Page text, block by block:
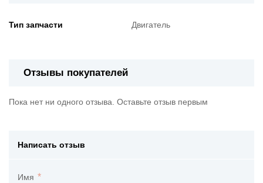
Тип запчасти Двигатель
Отзывы покупателей
Пока нет ни одного отзыва. Оставьте отзыв первым
Написать отзыв
Имя